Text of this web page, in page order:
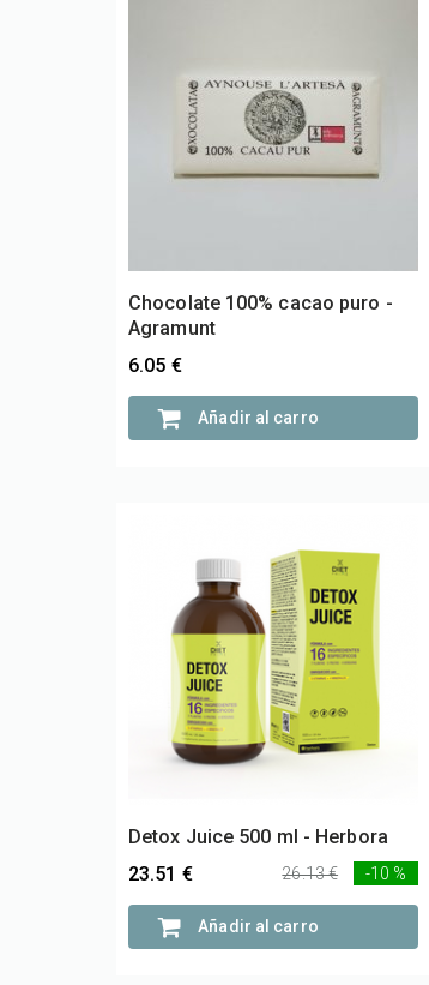
Chocolate 100% cacao puro -
Agramunt
6.05 €
Añadir al carro
Detox Juice 500 ml - Herbora
23.51 €
26.13 € -10 %
Añadir al carro